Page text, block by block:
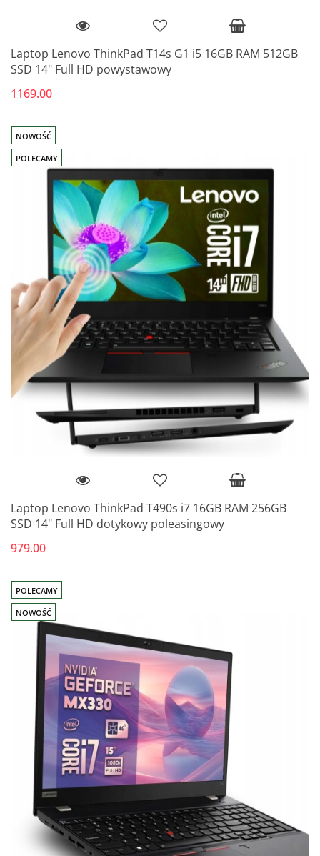
Laptop Lenovo ThinkPad T14s G1 i5 16GB RAM 512GB
SSD 14" Full HD powystawowy
1169.00
NOWOŚĆ
POLECAMY
Laptop Lenovo ThinkPad T490s i7 16GB RAM 256GB
SSD 14" Full HD dotykowy poleasingowy
979.00
POLECAMY
NOWOŚĆ